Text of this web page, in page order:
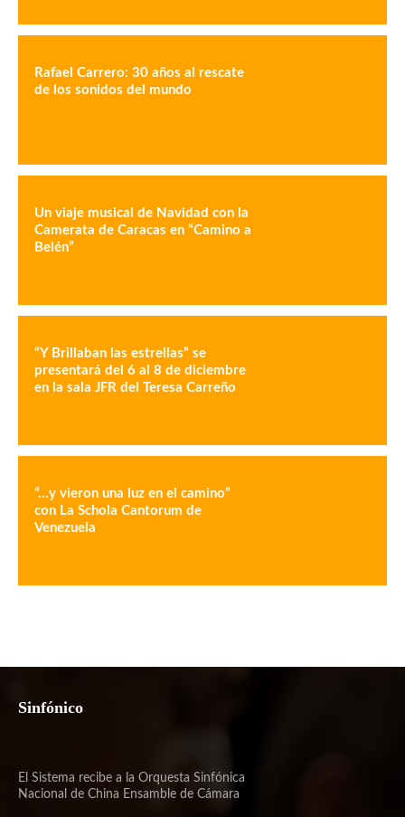
Rafael Carrero: 30 años al rescate
de los sonidos del mundo
Un viaje musical de Navidad con la
Camerata de Caracas en “Camino a
Belén”
“Y Brillaban las estrellas” se
presentará del 6 al 8 de diciembre
en la sala JFR del Teresa Carreño
“…y vieron una luz en el camino”
con La Schola Cantorum de
Venezuela
Sinfónico
El Sistema recibe a la Orquesta Sinfónica
Nacional de China Ensamble de Cámara